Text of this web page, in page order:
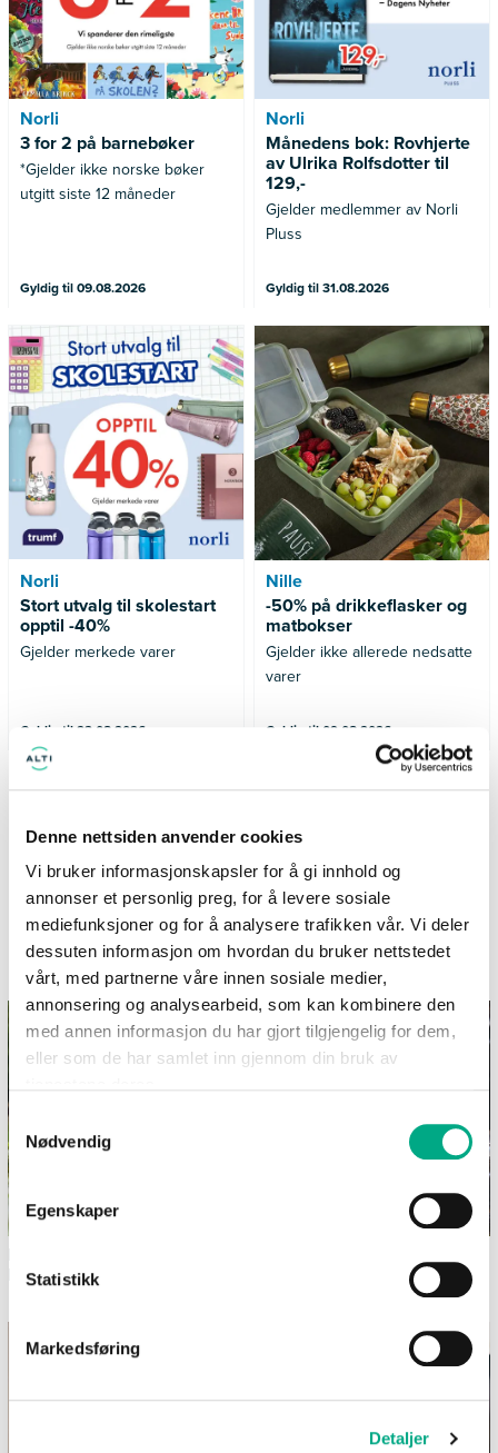
Denne nettsiden anvender cookies
Vi bruker informasjonskapsler for å gi innhold og
annonser et personlig preg, for å levere sosiale
mediefunksjoner og for å analysere trafikken vår. Vi deler
dessuten informasjon om hvordan du bruker nettstedet
vårt, med partnerne våre innen sosiale medier,
annonsering og analysearbeid, som kan kombinere den
med annen informasjon du har gjort tilgjengelig for dem,
eller som de har samlet inn gjennom din bruk av
Samtykkevalg
Nødvendig
Egenskaper
Statistikk
Markedsføring
Detaljer
Norli
3 for 2 på barnebøker
*Gjelder ikke norske bøker
utgitt siste 12 måneder
Gyldig til 09.08.2026
Norli
Månedens bok: Rovhjerte
av Ulrika Rolfsdotter til
129,-
Gjelder medlemmer av Norli
Pluss
Gyldig til 31.08.2026
Norli
Stort utvalg til skolestart
opptil -40%
Gjelder merkede varer
Gyldig til 23.08.2026
Gjelder merkede varer
Nille
-50% på drikkeflasker og
matbokser
Gjelder ikke allerede nedsatte
varer
Gyldig til 09.08.2026
Gjelder ikke allerede nedsatte
varer
SE FLERE TILBUD
Informasjon og inspirasjon fra
TillerTorget
hagen morsomme aktiviteter uten